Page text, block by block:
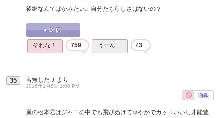
後継なんてばかみたい。自分たちらしさはないの？
それな！ 759 うーん… 43
35 名無しだＪ より
2016年1月8日 1:06 PM
嵐の松本君はジャニの中でも飛びぬけて華やかでカッコいいし才能豊